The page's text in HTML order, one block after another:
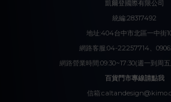
凱爾登國際有限公司
統編:28317492
地址:404台中市北區一中街
網路客服:04-22257714、
網路營業時間:09:30~17:30(週一到周
百貨門市專線請點我
信箱